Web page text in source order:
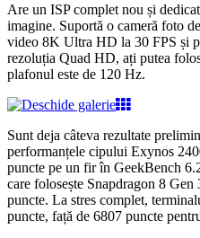
Are un ISP complet nou și
imagine. Suportă o cameră foto
video 8K Ultra HD la 30 FPS și
rezoluția Quad HD, ați putea
plafonul este de 120 Hz.
Sunt deja câteva rezultate
performanțele cipului Exynos
puncte pe un fir în GeekBench
care folosește Snapdragon 8
puncte. La stres complet,
puncte, față de 6807 puncte